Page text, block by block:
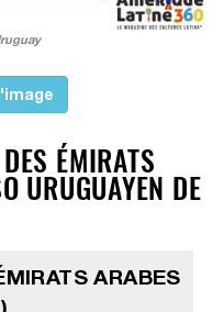
ÉMIRATS
URUGUAYEN DE
ARABES